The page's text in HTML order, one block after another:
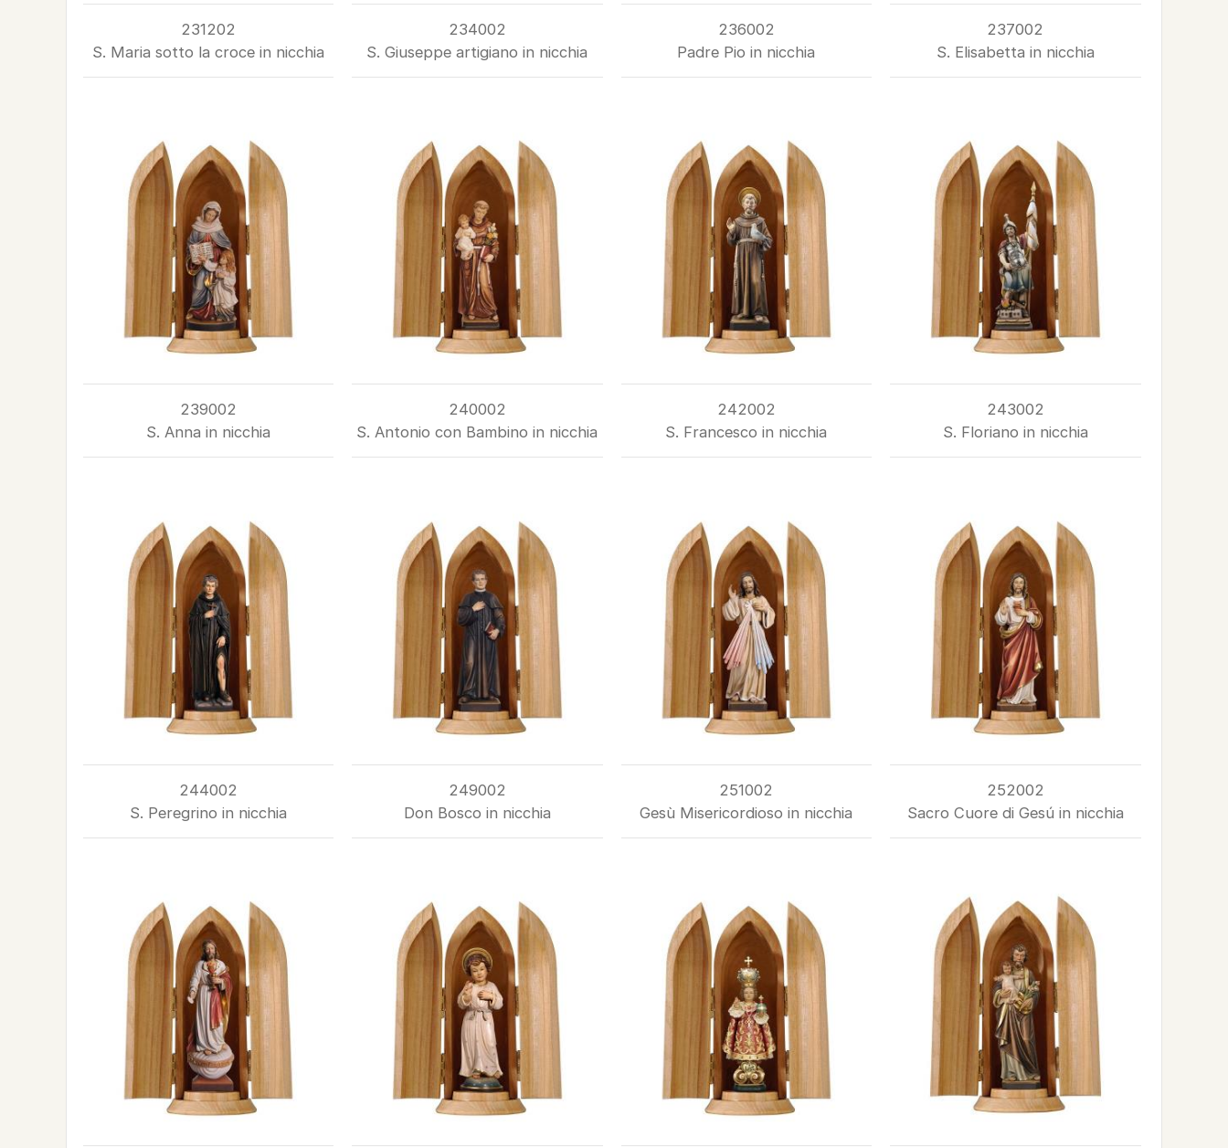
231202
S. Maria sotto la croce in nicchia
234002
S. Giuseppe artigiano in nicchia
236002
Padre Pio in nicchia
237002
S. Elisabetta in nicchia
239002
S. Anna in nicchia
240002
S. Antonio con Bambino in nicchia
242002
S. Francesco in nicchia
243002
S. Floriano in nicchia
244002
S. Peregrino in nicchia
249002
Don Bosco in nicchia
251002
Gesù Misericordioso in nicchia
252002
Sacro Cuore di Gesú in nicchia